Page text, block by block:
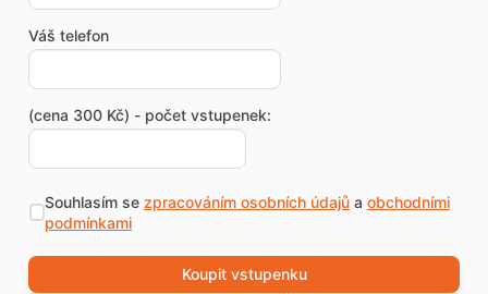
Váš telefon
(cena 300 Kč) - počet vstupenek:
Souhlasím se zpracováním osobních údajůa obchodními
podmínkami
Koupit vstupenku